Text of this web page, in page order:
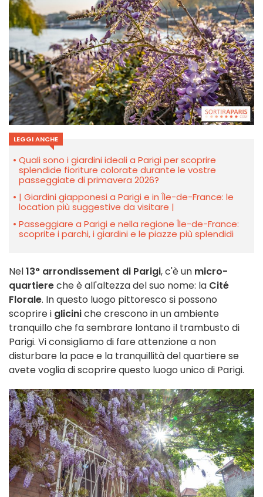
LEGGI ANCHE
Quali sono i giardini ideali a Parigi per scoprire
splendide fioriture colorate durante le vostre
passeggiate di primavera 2026?
| Giardini giapponesi a Parigi e in Île-de-France: le
location più suggestive da visitare |
Passeggiare a Parigi e nella regione Île-de-France:
scoprite i parchi, i giardini e le piazze più splendidi
Nel13° arrondissement di Parigi, c'è un micro-
quartiereche è all'altezza del suo nome: la Cité
Florale. In questo luogo pittoresco si possono
scoprire i gliciniche crescono in un ambiente
tranquillo che fa sembrare lontano il trambusto di
Parigi. Vi consigliamo di fare attenzione a non
disturbare la pace e la tranquillità del quartiere se
avete voglia di scoprire questo luogo unico di Parigi.